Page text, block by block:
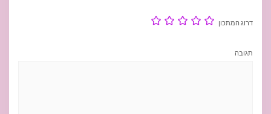
דרוג המתכון
תגובה